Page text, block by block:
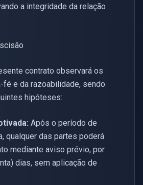
a integridade da relação
contrato observará os
fé e da razoabilidade, sendo
hipóteses:
Após o período de
qualquer das partes poderá
mediante aviso prévio, por
dias, sem aplicação de